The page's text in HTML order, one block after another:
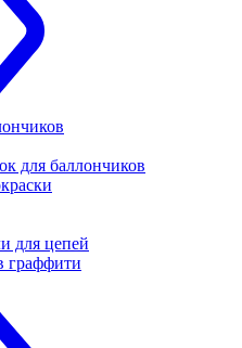
для баллончиков
для цепей
граффити